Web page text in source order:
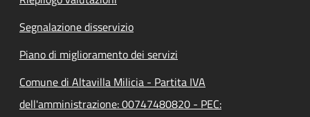
Segnalazione disservizio
Piano di miglioramento dei servizi
Comune di Altavilla Milicia - Partita IVA
dell'amministrazione: 00747480820 - PEC: